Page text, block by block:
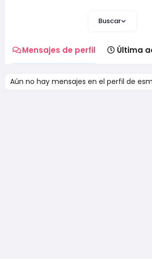
Buscar
Mensajes de perfil Última
Aún no hay mensajes en el perfil de